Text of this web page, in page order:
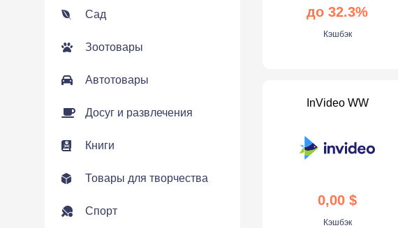
Сад
Зоотовары
Автотовары
Досуг и развлечения
Книги
Товары для творчества
Спорт
до 32.3%
Кэшбэк
InVideo WW
0,00 $
Кэшбэк